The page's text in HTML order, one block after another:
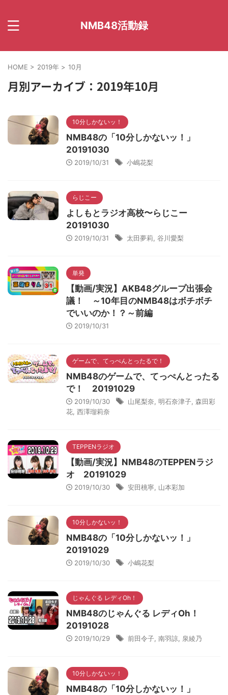
NMB48活動録
HOME > 2019年 > 10月
月別アーカイブ：2019年10月
10分しかないッ！
NMB48の「10分しかないッ！」
20191030
2019/10/31 小嶋花梨
らじこー
よしもとラジオ高校〜らじこー
20191030
2019/10/31 太田夢莉 谷川愛梨
単発
【動画/実況】AKB48グループ出張会
議！ ～10年目のNMB48はボチボチ
でいいのか！？～前編
2019/10/31
ゲームで、てっぺんとったるで！
NMB48のゲームで、てっぺんとったる
で！ 20191029
2019/10/30 山尾梨奈 明石奈津子 森田彩
花 西澤瑠莉奈
TEPPENラジオ
【動画/実況】NMB48のTEPPENラジ
オ 20191029
2019/10/30 安田桃寧 山本彩加
10分しかないッ！
NMB48の「10分しかないッ！」
20191029
2019/10/30 小嶋花梨
じゃんぐる レディOh！
NMB48のじゃんぐる レディOh！
20191028
2019/10/29 前田令子 南羽諒 泉綾乃
10分しかないッ！
NMB48の「10分しかないッ！」